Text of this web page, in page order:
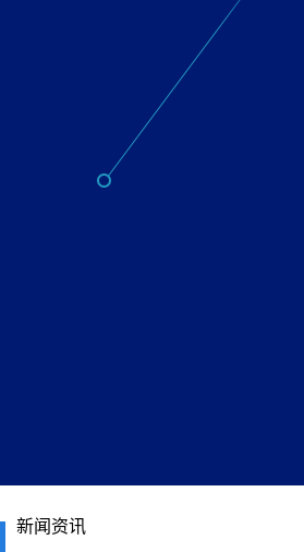
资质档案
新闻资讯